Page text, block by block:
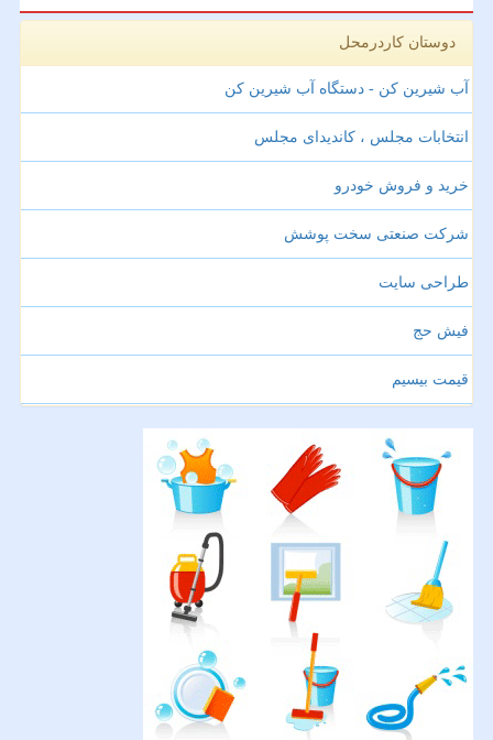
دوستان کاردرمحل
آب شیرین کن - دستگاه آب شیرین کن
انتخابات مجلس ، کاندیدای مجلس
خرید و فروش خودرو
شرکت صنعتی سخت پوشش
طراحی سایت
فیش حج
قیمت بیسیم